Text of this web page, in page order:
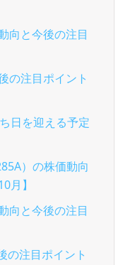
向と今後の注目
の注目ポイント
日を迎える予定
）の株価動向
月】
向と今後の注目
の注目ポイント